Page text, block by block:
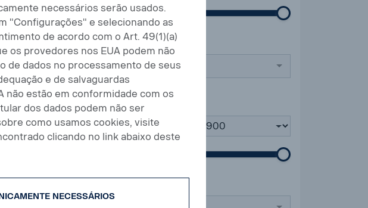
de emissão
do(s) tanque(s)
até
necessários serão usados.
"Configurações" e selecionando as
de acordo com o Art. 49(1)(a)
os provedores nos EUA podem não
de dados no processamento de seus
e de salvaguardas
não estão em conformidade com os
dos dados podem não ser
como usamos cookies, visite
clicando no link abaixo deste
NECESSÁRIOS